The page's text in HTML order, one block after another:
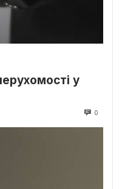
у
0